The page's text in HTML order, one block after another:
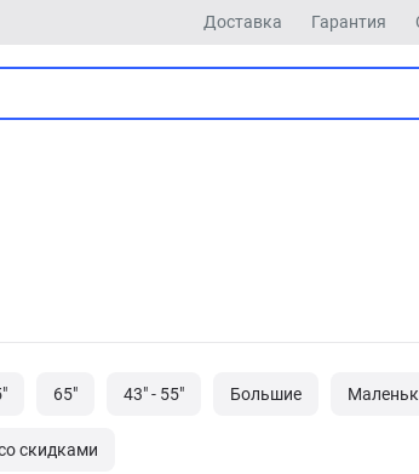
Доставка Гарантия
65" 43" - 55" Большие
скидками